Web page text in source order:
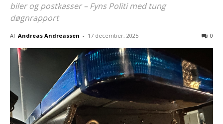
biler og postkasser – Fyns Politi med tung
døgnrapport
Af Andreas Andreassen - 17 december, 2025 0